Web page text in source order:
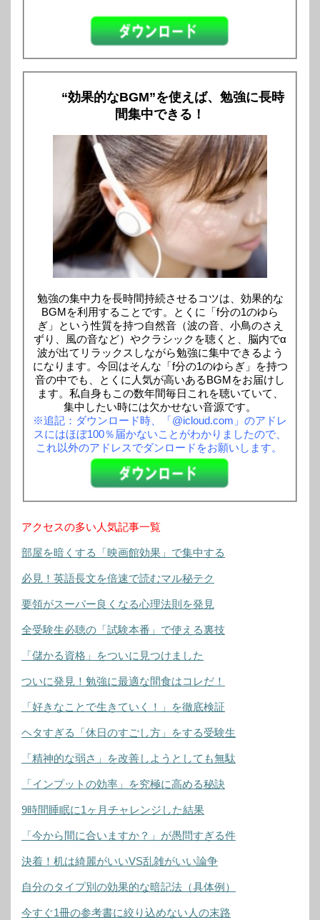
“効果的なBGM”を使えば、勉強に長時
間集中できる！
勉強の集中力を長時間持続させるコツは、効果的な
BGMを利用することです。とくに「f分の1のゆら
ぎ」という性質を持つ自然音（波の音、小鳥のさえ
ずり、風の音など）やクラシックを聴くと、脳内でα
波が出てリラックスしながら勉強に集中できるよう
になります。今回はそんな「f分の1のゆらぎ」を持つ
音の中でも、とくに人気が高いあるBGMをお届けし
ます。私自身もこの数年間毎日これを聴いていて、
集中したい時には欠かせない音源です。
※追記：ダウンロード時、「@icloud.com」のアドレ
スにはほぼ100％届かないことがわかりましたので、
これ以外のアドレスでダンロードをお願いします。
アクセスの多い人気記事一覧
部屋を暗くする「映画館効果」で集中する
必見！英語長文を倍速で読むマル秘テク
要領がスーパー良くなる心理法則を発見
全受験生必聴の「試験本番」で使える裏技
「儲かる資格」をついに見つけました
ついに発見！勉強に最適な間食はコレだ！
「好きなことで生きていく！」を徹底検証
ヘタすぎる「休日のすごし方」をする受験生
「精神的な弱さ」を改善しようとしても無駄
「インプットの効率」を究極に高める秘訣
9時間睡眠に1ヶ月チャレンジした結果
「今から間に合いますか？」が愚問すぎる件
決着！机は綺麗がいいVS乱雑がいい論争
自分のタイプ別の効果的な暗記法（具体例）
今すぐ1冊の参考書に絞り込めない人の末路